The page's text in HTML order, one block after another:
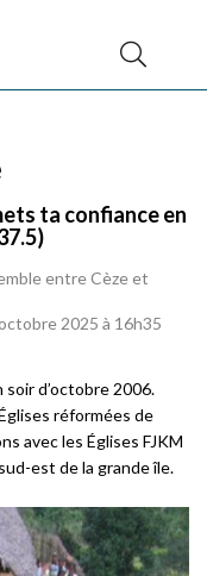
ta confiance en
entre Cèze et
2025 à 16h35
d’octobre 2006.
réformées de
avec les Églises FJKM
est de la grande île.